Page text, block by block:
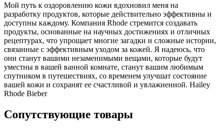
Мой путь к оздоровлению кожи вдохновил меня на
разработку продуктов, которые действительно эффективны и
доступны каждому. Компания Rhode стремится создавать
продукты, основанные на научных достижениях и отличных
рецептурах, что упрощает многие загадки и сложные истории,
связанные с эффективным уходом за кожей. Я надеюсь, что
они станут вашими незаменимыми вещами, которые будут
уместны в вашей ванной комнате, станут вашим любимым
спутником в путешествиях, со временем улучшат состояние
вашей кожи и сохранят ее счастливой и увлажненной. Hailey
Rhode Bieber
Сопутствующие товары